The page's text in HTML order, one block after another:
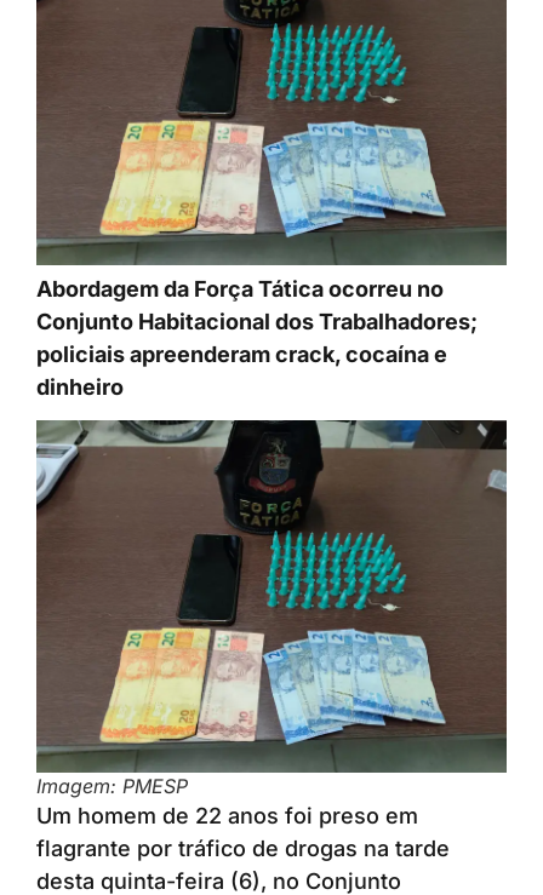
Abordagem da Força Tática ocorreu no
Conjunto Habitacional dos Trabalhadores;
policiais apreenderam crack, cocaína e
dinheiro
Imagem: PMESP
Um homem de 22 anos foi preso em
flagrante por tráfico de drogas na tarde
desta quinta-feira (6), no Conjunto